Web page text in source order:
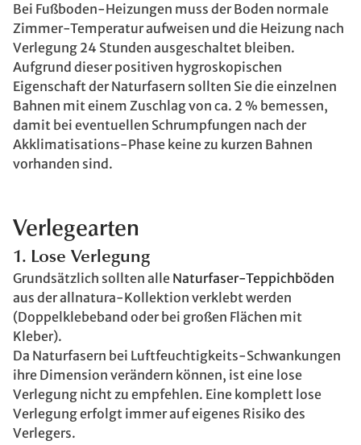
Bei Fußboden-Heizungen muss der Boden normale
Zimmer-Temperatur aufweisen und die Heizung nach
Verlegung 24 Stunden ausgeschaltet bleiben.
Aufgrund dieser positiven hygroskopischen
Eigenschaft der Naturfasern sollten Sie die einzelnen
Bahnen mit einem Zuschlag von ca. 2 % bemessen,
damit bei eventuellen Schrumpfungen nach der
Akklimatisations-Phase keine zu kurzen Bahnen
vorhanden sind.
Verlegearten
1. Lose Verlegung
Grundsätzlich sollten alle Naturfaser-Teppichböden
aus der allnatura-Kollektion verklebt werden
(Doppelklebeband oder bei großen Flächen mit
Kleber).
Da Naturfasern bei Luftfeuchtigkeits-Schwankungen
ihre Dimension verändern können, ist eine lose
Verlegung nicht zu empfehlen. Eine komplett lose
Verlegung erfolgt immer auf eigenes Risiko des
Verlegers.